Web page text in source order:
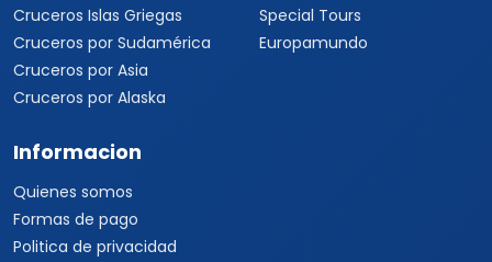
Cruceros Islas Griegas
Cruceros por Sudamérica
Cruceros por Asia
Cruceros por Alaska
Special Tours
Europamundo
Informacion
Quienes somos
Formas de pago
Politica de privacidad